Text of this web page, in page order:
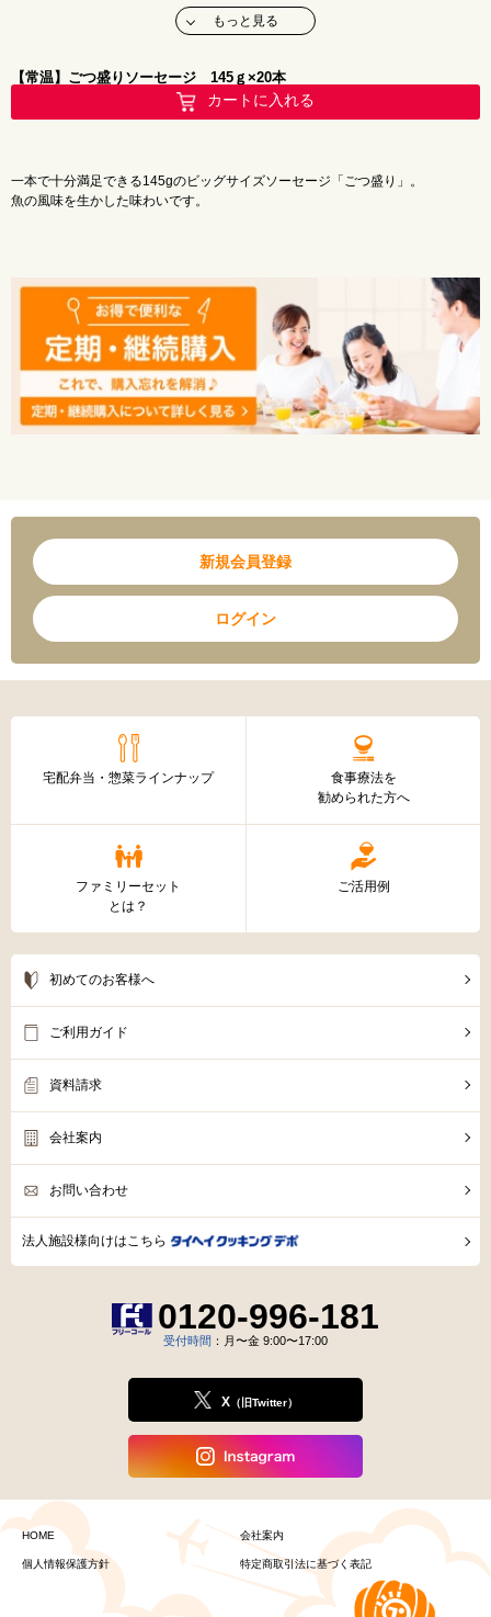
(アミノ酸等)、くん液、香辛料抽出物、コチニール色素、(一部に小麦・卵・大豆を含
小麦・卵
※製品で使用している魚は「えび・かに」が混ざる漁法で採取しています。
脂質 5.4g
炭水化物 22.5g
製造から5か月（商品裏面の左記に記載）
【使用上に注意】
・内装フィルム開封後はラップに包んで冷蔵庫で保管し、お早めにお召し上がりくだ
さい。
・電子レンジで温める場合は、内装フィルムをはがしてラップ に包んで温めてくだ
・口の中をケガする恐れがありますので、歯で噛み切らないでください。
・製品中の黒・黄・橙色のはんてんは魚の皮等です。
また赤いはんてんが見られる場合がありますが、魚由来の原料が天然由来の着色料成
もっと見る
【常温】ごつ盛りソーセージ 145ｇ×20本
カートに入れる
一本で十分満足できる145gのビッグサイズソーセージ「ごつ盛り」。
魚の風味を生かした味わいです。
新規会員登録
ログイン
宅配弁当・惣菜ラインナップ
食事療法を
勧められた方へ
ファミリーセット
とは？
ご活用例
初めてのお客様へ
ご利用ガイド
資料請求
会社案内
お問い合わせ
法人施設様向けはこちら
0120-996-181
受付時間 ：月〜金 9:00〜17:00
X（旧Twitter）
HOME 会社案内
個人情報保護方針 特定商取引法に基づく表記